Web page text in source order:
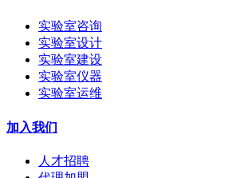
实验室咨询
实验室设计
实验室建设
实验室仪器
实验室运维
加入我们
人才招聘